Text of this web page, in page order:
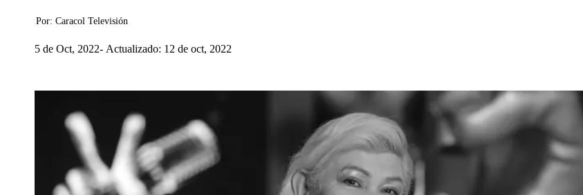
Por: Caracol Televisión
5 de Oct, 2022 Actualizado: 12 de oct, 2022